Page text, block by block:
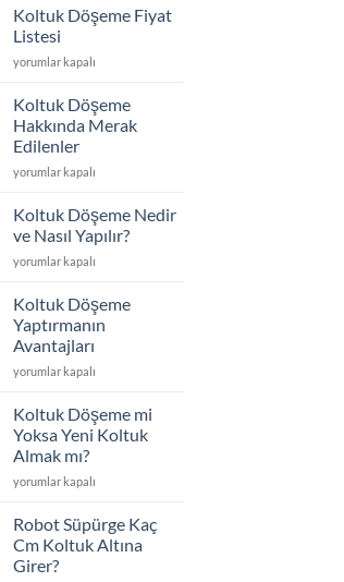
Değişim
Listesi
için
Koltuk Döşeme Fiyat
Listesi
Koltuk
Fiyat
için
yorumlar kapalı
Koltuk Döşeme
Hakkında Merak
Edilenler
Koltuk
Hakkında
Edilenler
için
yorumlar kapalı
Koltuk Döşeme Nedir
ve Nasıl Yapılır?
Koltuk
Nedir
Nasıl
Yapılır?
için
yorumlar kapalı
Koltuk Döşeme
Yaptırmanın
Avantajları
Koltuk
Yaptırmanın
için
yorumlar kapalı
Koltuk Döşeme mi
Yoksa Yeni Koltuk
Almak mı?
Koltuk
mi
Yeni
Koltuk
yorumlar kapalı
Robot Süpürge Kaç
Cm Koltuk Altına
Girer?